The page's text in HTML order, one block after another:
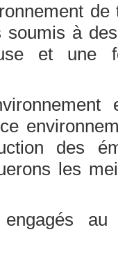
à
et une
des
les